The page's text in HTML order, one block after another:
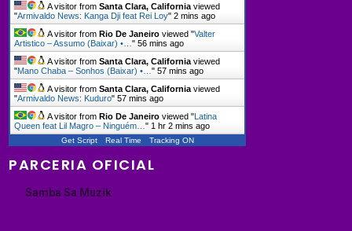
A visitor fromSanta Clara, California viewed
"Armivaldo News: Kanga Dji feat Rei Loy"2 mins ago
A visitor fromRio De Janeiro viewed "Valter
Artistico – Assumo (Baixar) •…"56 mins ago
A visitor fromSanta Clara, California viewed
"Mano Chaba – Sonhos (Baixar) •…"57 mins ago
A visitor fromSanta Clara, California viewed
"Armivaldo News: Kuduro"57 mins ago
A visitor fromRio De Janeiro viewed "Latina
Queen feat Lil Magro – Ninguém…" 1 hr 2 mins ago
Get Script Real Time Tracking ON
PARCERIA OFICIAL
Samba Sa Muzik